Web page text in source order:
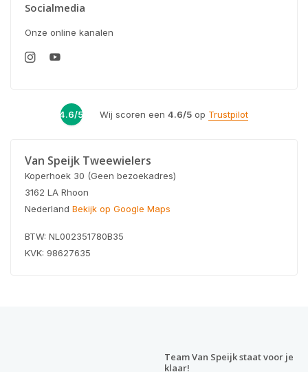
Socialmedia
Onze online kanalen
4.6/5 Wij scoren een 4.6/5op Trustpilot
Van Speijk Tweewielers
Koperhoek 30 (Geen bezoekadres)
3162 LA Rhoon
Nederland Bekijk op Google Maps
BTW: NL002351780B35
KVK: 98627635
Team Van Speijk staat voor je
klaar!